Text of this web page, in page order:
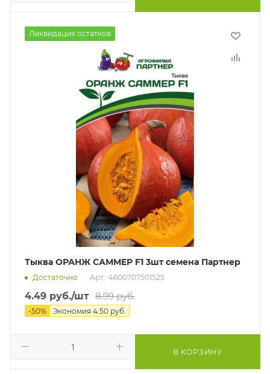
Ликвидация остатков
Тыква ОРАНЖ САММЕР F1 3шт семена Партнер
Достаточно Арт.: 4600707501525
4.49 руб./шт 8.99руб.
-50% Экономия 4.50 руб.
В КОРЗИНУ